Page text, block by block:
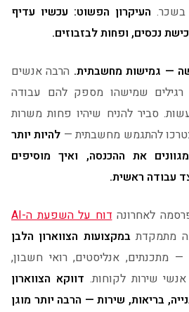
בשכר. העיקרון הפשוט: עכשיו עדיף
נכסים, ופחות לבזבוזים.
— גמישות מחשבתית. הרבה אנשים
רגילים שמישהו מספק להם עבודה
סביר להניח שיהיו פחות משרות
להתגמש מחשבתית — להיות יותר
את ההכנסה, ואיך מוסיפים
עבודה ראשית.
דוח על השפעת ה-AI
מתמקדתבמקצועות הצווארון הלבן
— מתכנתים, אנליסטים, רואי חשבון,
שירות לקוחות. דווקא הצווארון
בריאות, שירות — הרבה יותר מוגן